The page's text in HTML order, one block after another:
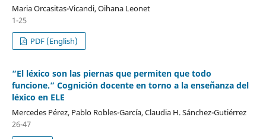
Maria Orcasitas-Vicandi, Oihana Leonet
1-25
PDF (English)
“El léxico son las piernas que permiten que todo
funcione.” Cognición docente en torno a la enseñanza del
léxico en ELE
Mercedes Pérez, Pablo Robles-García, Claudia H. Sánchez-Gutiérrez
26-47